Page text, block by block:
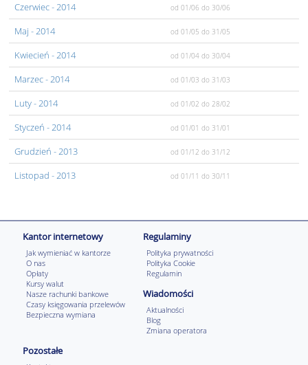
Czerwiec- 2014 od 01/06 do 30/06
Maj - 2014 od 01/05 do 31/05
Kwiecień - 2014 od 01/04 do 30/04
Marzec- 2014 od 01/03 do 31/03
Luty- 2014 od 01/02 do 28/02
Styczeń - 2014 od 01/01 do 31/01
Grudzień - 2013 od 01/12 do 31/12
Listopad - 2013 od 01/11 do 30/11
Kantor internetowy
Jak wymieniać w kantorze
O nas
Opłaty
Kursy walut
Nasze rachunki bankowe
Czasy księgowania przelewów
Bezpieczna wymiana
Regulaminy
Polityka prywatności
Polityka Cookie
Regulamin
Wiadomości
Aktualności
Blog
Zmiana operatora
Pozostałe